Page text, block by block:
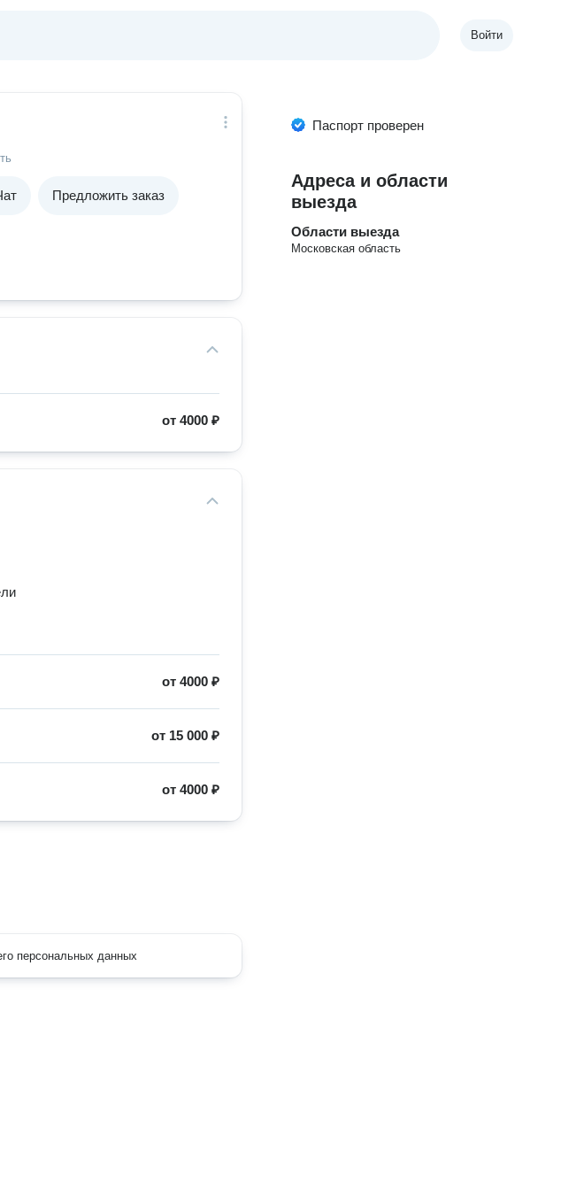
Войти
Предложить заказ
от4000 ₽
от4000 ₽
от 15 000 ₽
от4000 ₽
персональных данных
Паспорт проверен
Адреса и области
выезда
Области выезда
Московская область